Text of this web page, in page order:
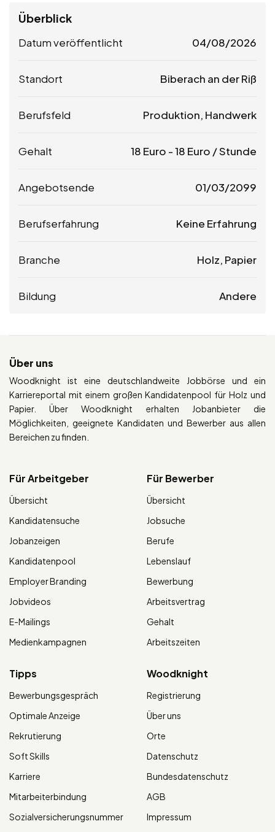
Überblick
Datum veröffentlicht 04/08/2026
Standort Biberach an der Riß
Berufsfeld Produktion, Handwerk
Gehalt 18 Euro -18 Euro / Stunde
Angebotsende 01/03/2099
Berufserfahrung Keine Erfahrung
Branche Holz, Papier
Bildung Andere
Über uns
Woodknight ist eine deutschlandweite Jobbörse und ein
Karriereportal mit einem großen Kandidatenpool für Holz und
Papier. Über Woodknight erhalten Jobanbieter die
Möglichkeiten, geeignete Kandidaten und Bewerber aus allen
Bereichen zu finden.
Für Arbeitgeber
Übersicht
Kandidatensuche
Jobanzeigen
Kandidatenpool
Employer Branding
Jobvideos
E-Mailings
Medienkampagnen
Für Bewerber
Übersicht
Jobsuche
Berufe
Lebenslauf
Bewerbung
Arbeitsvertrag
Gehalt
Arbeitszeiten
Tipps
Bewerbungsgespräch
Optimale Anzeige
Rekrutierung
Soft Skills
Karriere
Mitarbeiterbindung
Sozialversicherungsnummer
Woodknight
Registrierung
Über uns
Orte
Datenschutz
Bundesdatenschutz
AGB
Impressum